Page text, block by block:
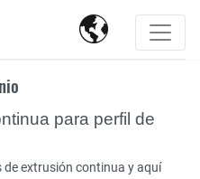

para perfil de
extrusión continua y aquí